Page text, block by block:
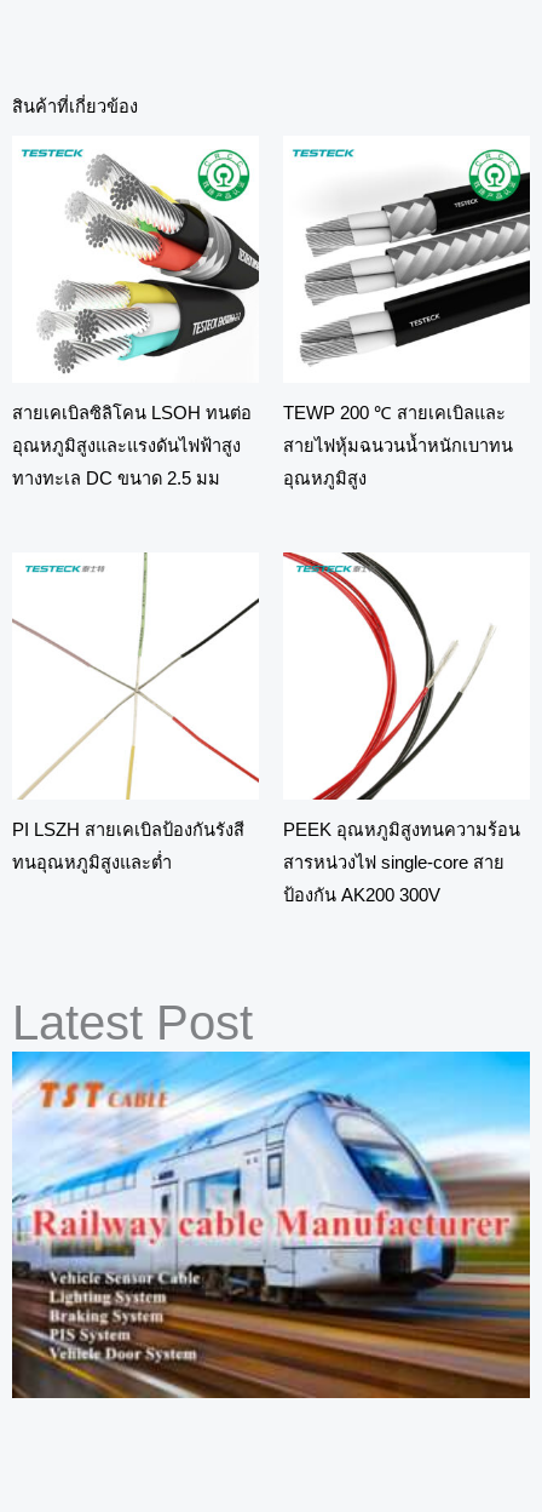
สินค้าที่เกี่ยวข้อง
สายเคเบิลซิลิโคน LSOH ทนต่อ
อุณหภูมิสูงและแรงดันไฟฟ้าสูง
ทางทะเล DC ขนาด 2.5 มม
TEWP 200 ℃ สายเคเบิลและ
สายไฟหุ้มฉนวนน้ำหนักเบาทน
อุณหภูมิสูง
PI LSZH สายเคเบิลป้องกันรังสี
ทนอุณหภูมิสูงและต่ำ
PEEK อุณหภูมิสูงทนความร้อน
สารหน่วงไฟ single-core สาย
ป้องกัน AK200 300V
Latest Post